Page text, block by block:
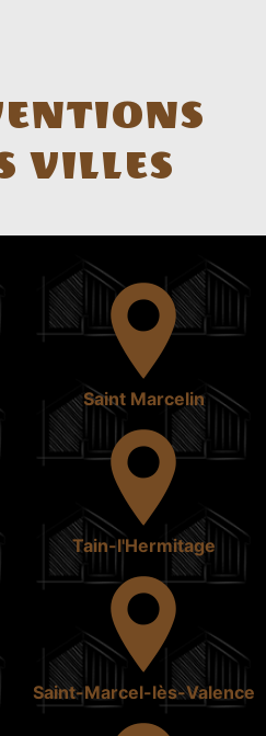
VILLES
Saint Marcelin
Tain-l'Hermitage
Saint-Marcel-lès-Valence